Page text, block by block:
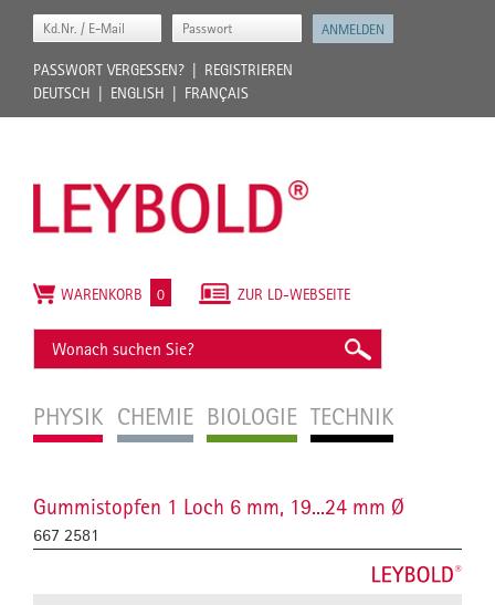
PASSWORT VERGESSEN?
REGISTRIEREN
DEUTSCH
ENGLISH FRANÇAIS
PHYSIK CHEMIE BIOLOGIE TECHNIK
ZUR LD-WEBSEITE
WARENKORB 0
Gummistopfen 1 Loch 6 mm, 19...24 mm Ø
667 2581